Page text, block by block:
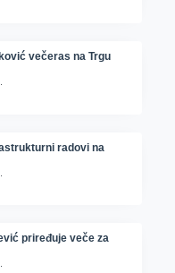
večeras na Trgu
radovi na
priređuje veče za